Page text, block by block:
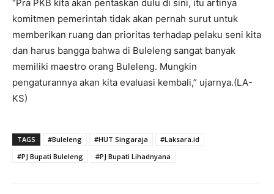
“Pra PKB kita akan pentaskan dulu di sini, itu artinya
komitmen pemerintah tidak akan pernah surut untuk
memberikan ruang dan prioritas terhadap pelaku seni kita
dan harus bangga bahwa di Buleleng sangat banyak
memiliki maestro orang Buleleng. Mungkin
pengaturannya akan kita evaluasi kembali,” ujarnya.(LA-
KS)
TAGS #Buleleng #HUT Singaraja
#Laksara.id
#PJ Bupati Buleleng
#PJ Bupati Lihadnyana